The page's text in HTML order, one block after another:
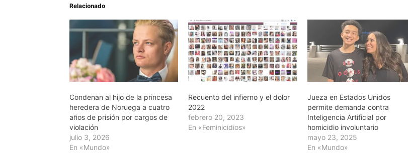
Relacionado
Condenan al hijo de la princesa
heredera de Noruega a cuatro
años de prisión por cargos de
violación
julio 3, 2026
En «Mundo»
Recuento del infierno y el dolor
2022
febrero 20, 2023
En «Feminicidios»
Jueza en Estados Unidos
permite demanda contra
Inteligencia Artificial por
homicidio involuntario
mayo 23, 2025
En «Mundo»